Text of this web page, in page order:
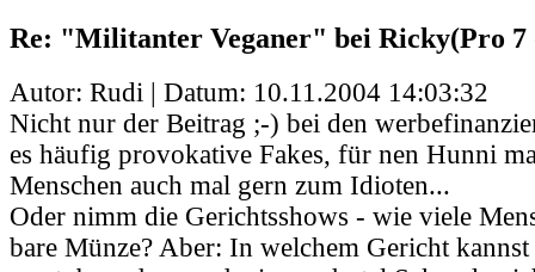
Re: "Militanter Veganer" bei Ricky(Pro 7
Autor: Rudi | Datum: 10.11.2004 14:03:32
Nicht nur der Beitrag ;-) bei den
es häufig provokative Fakes, für nen Hunni
Menschen auch mal gern zum Idioten...
Oder nimm die Gerichtsshows - wie viele
bare Münze? Aber: In welchem Gericht